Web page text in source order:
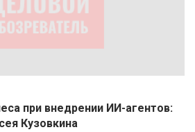
при внедрении ИИ-агентов:
Кузовкина